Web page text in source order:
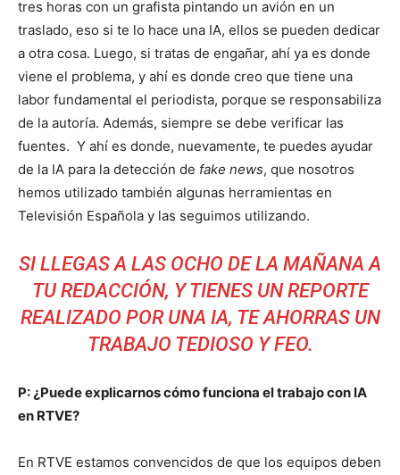
tres horas con un grafista pintando un avión en un
traslado, eso si te lo hace una IA, ellos se pueden dedicar
a otra cosa. Luego, si tratas de engañar, ahí ya es donde
viene el problema, y ahí es donde creo que tiene una
labor fundamental el periodista, porque se responsabiliza
de la autoría. Además, siempre se debe verificar las
fuentes. Y ahí es donde, nuevamente, te puedes ayudar
de la IA para la detección de fake news, que nosotros
hemos utilizado también algunas herramientas en
Televisión Española y las seguimos utilizando.
SI LLEGAS A LAS OCHO DE LA MAÑANA A
TU REDACCIÓN, Y TIENES UN REPORTE
REALIZADO POR UNA IA, TE AHORRAS UN
TRABAJO TEDIOSO Y FEO.
P: ¿Puede explicarnos cómo funciona el trabajo con IA
en RTVE?
En RTVE estamos convencidos de que los equipos deben